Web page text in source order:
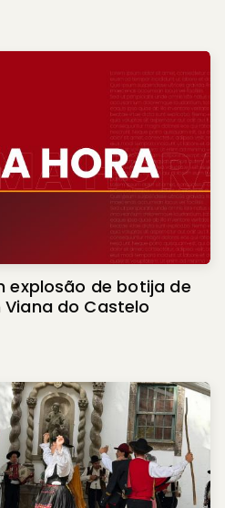
explosão de botija de
do Castelo